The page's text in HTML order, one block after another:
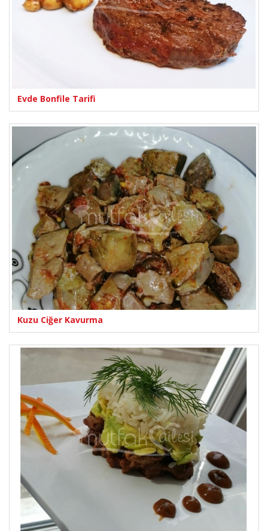
Evde Bonfile Tarifi
Kuzu Ciğer Kavurma